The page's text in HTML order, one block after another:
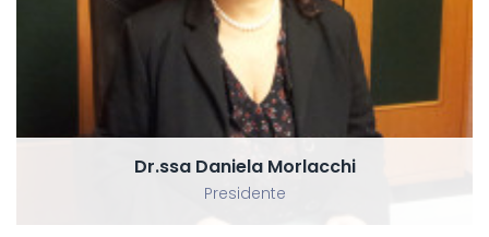
Dr.ssa Daniela Morlacchi
Presidente
Dr.ssa Daniela Morlacchi
Presidente